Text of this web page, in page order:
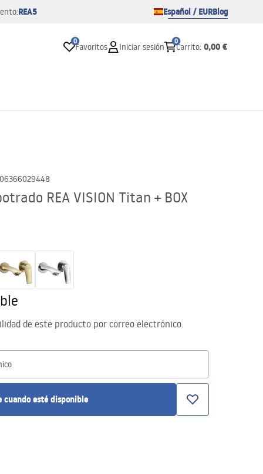
REA5 Español / EURBlog
0
Favoritos Iniciar sesión
0
Carrito: 0,00 €
REA VISION Titan + BOX
de este producto por correo electrónico.
cuando esté disponible